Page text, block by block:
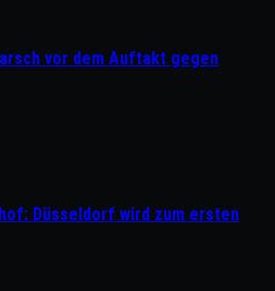
vor dem Auftakt gegen
Düsseldorf wird zum ersten